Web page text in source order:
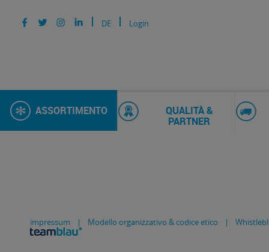
DE Login
ASSORTIMENTO
QUALITÀ &
PARTNER
impressum | Modello organizzativo & codice etico |